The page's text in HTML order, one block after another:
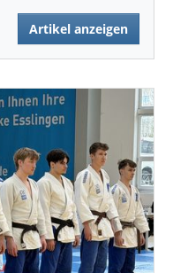
Artikel anzeigen